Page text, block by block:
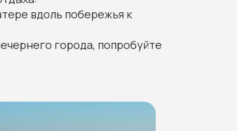
вдоль побережья к
города, попробуйте